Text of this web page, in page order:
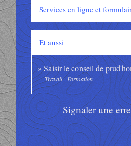
Services en ligne et
Et aussi
Saisir le conseil de
Travail - Formation
Signaler une